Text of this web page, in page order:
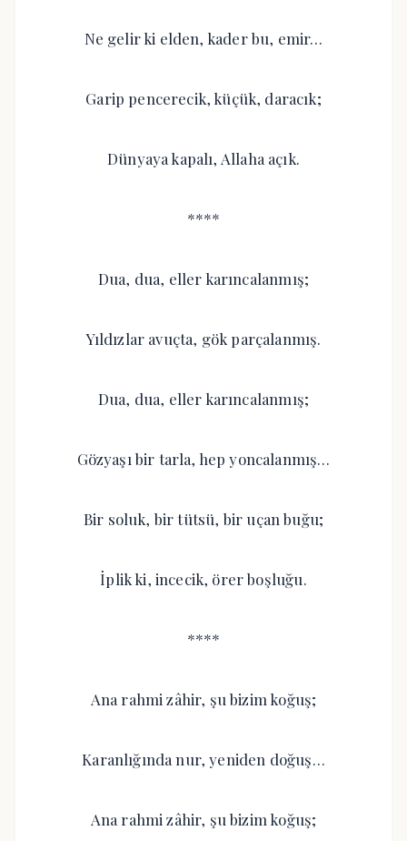
Ne gelir ki elden, kader bu, emir…
Garip pencerecik, küçük, daracık;
Dünyaya kapalı, Allaha açık.
****
Dua, dua, eller karıncalanmış;
Yıldızlar avuçta, gök parçalanmış.
Dua, dua, eller karıncalanmış;
Gözyaşı bir tarla, hep yoncalanmış…
Bir soluk, bir tütsü, bir uçan buğu;
İplik ki, incecik, örer boşluğu.
****
Ana rahmi zâhir, şu bizim koğuş;
Karanlığında nur, yeniden doğuş…
Ana rahmi zâhir, şu bizim koğuş;